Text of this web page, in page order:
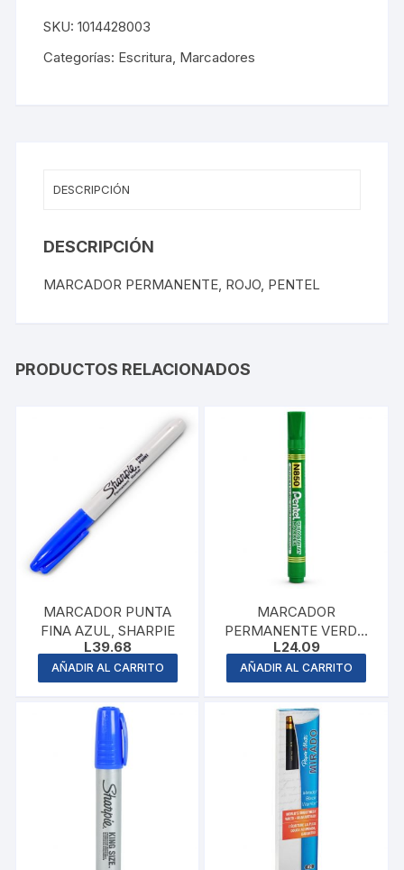
LISTA
DE
DESEOS
SKU:1014428003
Categorías: Escritura, Marcadores
DESCRIPCIÓN
DESCRIPCIÓN
MARCADOR PERMANENTE, ROJO, PENTEL
PRODUCTOS RELACIONADOS
MARCADOR PUNTA
FINA AZUL, SHARPIE
L39.68
AÑADIR AL CARRITO
MARCADOR
PERMANENTE VERDE,
PENTEL
L24.09
AÑADIR AL CARRITO